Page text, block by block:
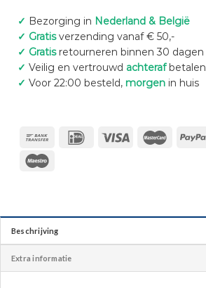
✓ Bezorging in Nederland & België
✓ Gratisverzending vanaf € 50,-
✓ Gratisretourneren binnen 30 dagen
✓ Veilig en vertrouwd achterafbetalen
✓ Voor 22:00 besteld, morgenin huis
Beschrijving
Extra informatie